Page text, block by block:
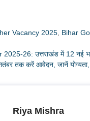
Vacancy 2025 Bihar
26: उत्तराखंड में 12 नई
तक करें आवेदन, जानें योग्यता,
Riya Mishra